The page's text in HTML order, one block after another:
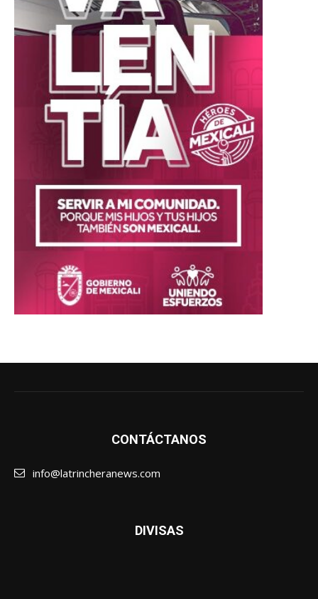
CONTÁCTANOS
info@latrincheranews.com
DIVISAS